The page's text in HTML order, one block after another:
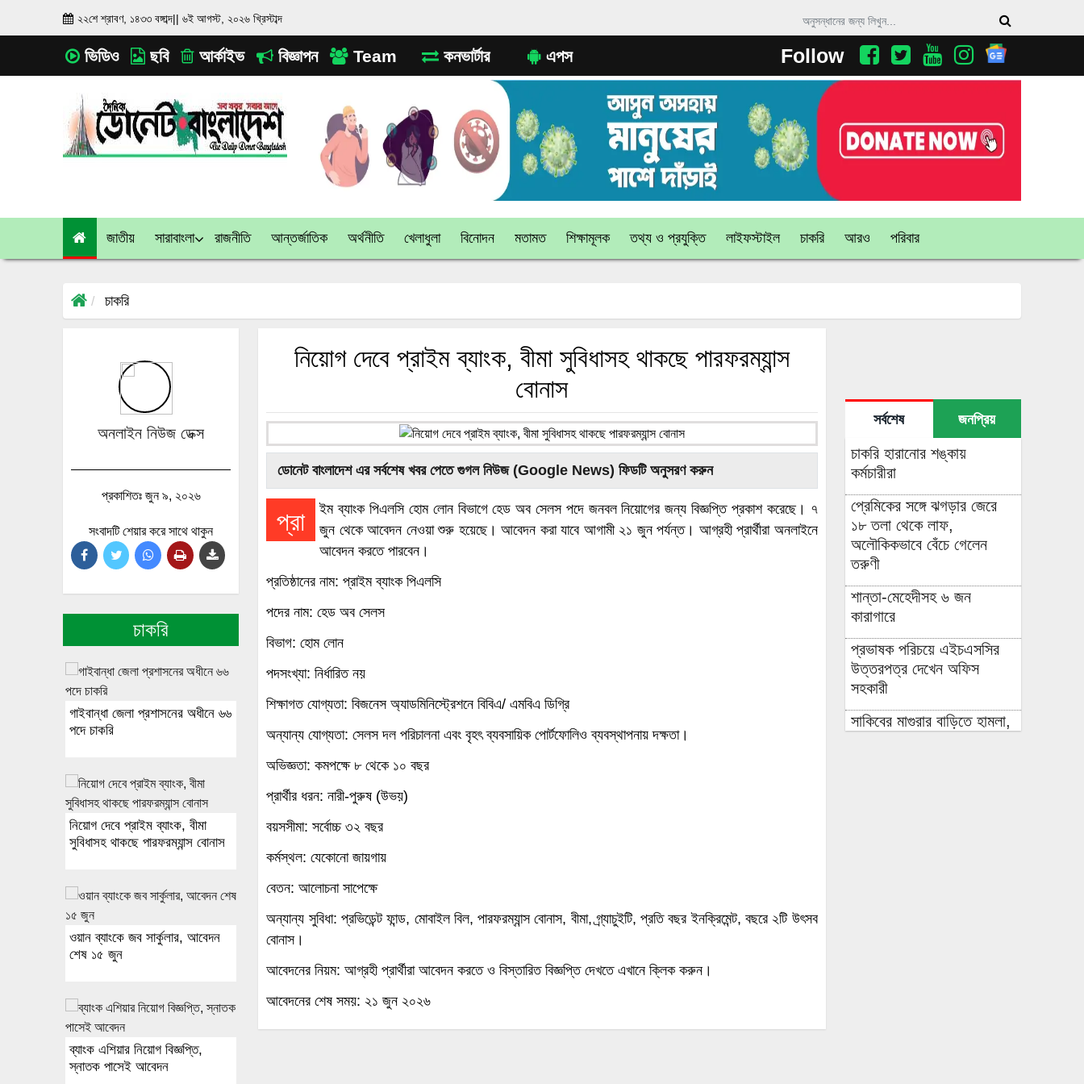
২২শে শ্রাবণ, ১৪৩৩ বঙ্গাব্দ|| ৬ই আগস্ট, ২০২৬ খ্রিস্টাব্দ
ভিডিও ছবি আর্কাইভ বিজ্ঞাপন Team কনভার্টার এপস Follow
জাতীয় সারাবাংলা রাজনীতি আন্তর্জাতিক অর্থনীতি খেলাধুলা বিনোদন মতামত শিক্ষামূলক তথ্য ও প্রযুক্তি লাইফস্টাইল চাকরি আরও পরিবার
চাকরি
অনলাইন নিউজ ডেক্স
প্রকাশিতঃ জুন ৯, ২০২৬
সংবাদটি শেয়ার করে সাথে থাকুন
চাকরি
গাইবান্ধা জেলা প্রশাসনের অধীনে ৬৬
পদে চাকরি
নিয়োগ দেবে প্রাইম ব্যাংক, বীমা
সুবিধাসহ থাকছে পারফরম্যান্স বোনাস
ওয়ান ব্যাংকে জব সার্কুলার, আবেদন
শেষ ১৫ জুন
ব্যাংক এশিয়ার নিয়োগ বিজ্ঞপ্তি,
স্নাতক পাসেই আবেদন
নিয়োগ দেবে প্রাইম ব্যাংক, বীমা সুবিধাসহ থাকছে পারফরম্যান্স
বোনাস
ডোনেট বাংলাদেশ এর সর্বশেষ খবর পেতে গুগল নিউজ (Google News) ফিডটি অনুসরণ করুন
প্রা
ইম ব্যাংক পিএলসি হোম লোন বিভাগে হেড অব সেলস পদে জনবল নিয়োগের জন্য বিজ্ঞপ্তি প্রকাশ করেছে। ৭
জুন থেকে আবেদন নেওয়া শুরু হয়েছে। আবেদন করা যাবে আগামী ২১ জুন পর্যন্ত। আগ্রহী প্রার্থীরা অনলাইনে
আবেদন করতে পারবেন।
প্রতিষ্ঠানের নাম: প্রাইম ব্যাংক পিএলসি
পদের নাম: হেড অব সেলস
বিভাগ: হোম লোন
পদসংখ্যা: নির্ধারিত নয়
শিক্ষাগত যোগ্যতা: বিজনেস অ্যাডমিনিস্ট্রেশনে বিবিএ/ এমবিএ ডিগ্রি
অন্যান্য যোগ্যতা: সেলস দল পরিচালনা এবং বৃহৎ ব্যবসায়িক পোর্টফোলিও ব্যবস্থাপনায় দক্ষতা।
অভিজ্ঞতা: কমপক্ষে ৮ থেকে ১০ বছর
প্রার্থীর ধরন: নারী-পুরুষ (উভয়)
বয়সসীমা: সর্বোচ্চ ৩২ বছর
কর্মস্থল: যেকোনো জায়গায়
বেতন: আলোচনা সাপেক্ষে
অন্যান্য সুবিধা: প্রভিডেন্ট ফান্ড, মোবাইল বিল, পারফরম্যান্স বোনাস, বীমা, গ্র্যাচুইটি, প্রতি বছর ইনক্রিমেন্ট, বছরে ২টি উৎসব
বোনাস।
আবেদনের নিয়ম: আগ্রহী প্রার্থীরা আবেদন করতে ও বিস্তারিত বিজ্ঞপ্তি দেখতে এখানে ক্লিক করুন।
আবেদনের শেষ সময়: ২১ জুন ২০২৬
সর্বশেষ জনপ্রিয়
চাকরি হারানোর শঙ্কায়
কর্মচারীরা
প্রেমিকের সঙ্গে ঝগড়ার জেরে
১৮ তলা থেকে লাফ,
অলৌকিকভাবে বেঁচে গেলেন
তরুণী
শান্তা-মেহেদীসহ ৬ জন
কারাগারে
প্রভাষক পরিচয়ে এইচএসসির
উত্তরপত্র দেখেন অফিস
সহকারী
সাকিবের মাগুরার বাড়িতে হামলা,